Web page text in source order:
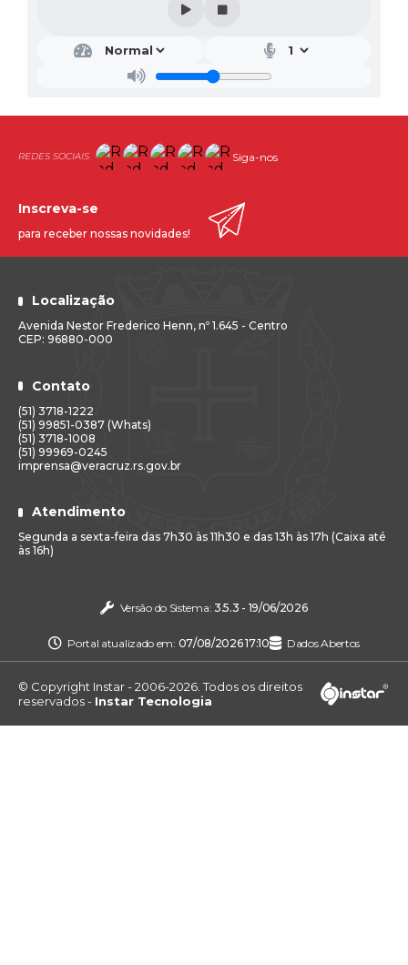
Siga-nos
Localização
Avenida Nestor Frederico Henn, nº 1.645 - Centro
CEP: 96880-000
Contato
(51) 3718-1222
(51) 99851-0387 (Whats)
(51) 3718-1008
(51) 99969-0245
imprensa@veracruz.rs.gov.br
Atendimento
Segunda a sexta-feira das 7h30 às 11h30 e das 13h às 17h (Caixa até
às 16h)
Inscreva-se
para receber nossas novidades!
Versão do Sistema: 3.5.3 - 19/06/2026
Portal atualizado em: 07/08/2026 17:10 Dados Abertos
© Copyright Instar - 2006-2026. Todos os direitos
reservados - Instar Tecnologia